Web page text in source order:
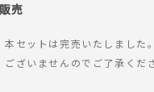
売
本セットは完売いたしました
ございませんのでご了承くだ